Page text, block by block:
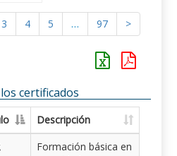
3 4 5 … 97 >
certificados
Descripción
Formación básica en